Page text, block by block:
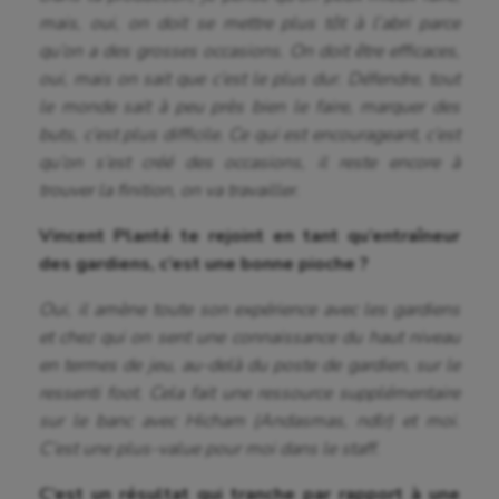
mais, oui, on doit se mettre plus tôt à l’abri parce
qu’on a des grosses occasions. On doit être efficaces,
oui, mais on sait que c’est le plus dur. Défendre, tout
le monde sait à peu près bien le faire, marquer des
buts, c’est plus difficile. Ce qui est encourageant, c’est
qu’on s’est créé des occasions, il reste encore à
trouver la finition, on va travailler.
Vincent Planté te rejoint en tant qu’entraîneur
des gardiens, c’est une bonne pioche ?
Oui, il amène toute son expérience avec les gardiens
et chez qui on sent une connaissance du haut niveau
en termes de jeu, au-delà du poste de gardien, sur le
ressenti foot. Cela fait une ressource supplémentaire
sur le banc avec Hicham (Andasmas, ndlr) et moi.
C’est une plus-value pour moi dans le staff.